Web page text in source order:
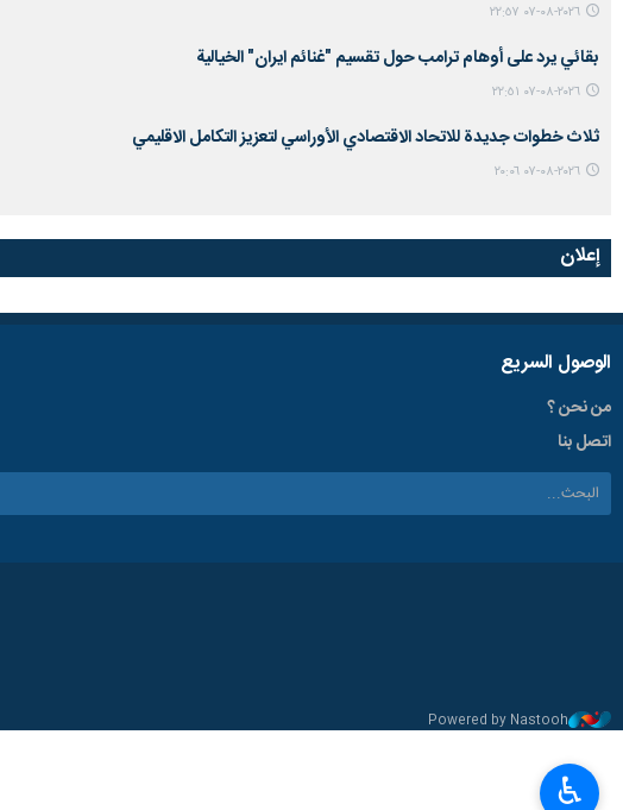
٢٠٢٦-٠٨-٠٧ ٢٢:٥٧
بقائي يرد على أوهام ترامب حول تقسيم "غنائم ايران" الخيالية
٢٠٢٦-٠٨-٠٧ ٢٢:٥١
ثلاث خطوات جديدة للاتحاد الاقتصادي الأوراسي لتعزيز التكامل الاقليمي
٢٠٢٦-٠٨-٠٧ ٢٠:٠٦
إعلان
الوصول السریع
من نحن ؟
اتصل بنا
Powered by Nastooh
♿︎